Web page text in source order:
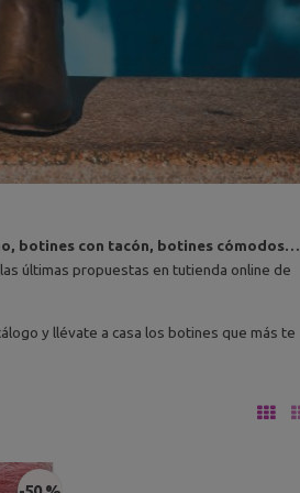
botines con tacón, botines cómodos…
últimas propuestas en tutienda online de
y llévate a casa los botines que más te